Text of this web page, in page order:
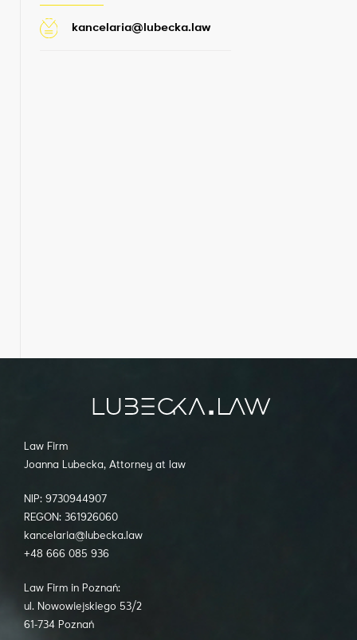
kancelaria@lubecka.law
Law Firm
Joanna Lubecka, Attorney at law
NIP: 9730944907
REGON: 361926060
kancelaria@lubecka.law
+48 666 085 936
Law Firm in Poznań:
ul. Nowowiejskiego 53/2
61-734 Poznań